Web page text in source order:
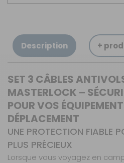
Description +
SET 3 CÂBLES
MASTERLOCK –
POUR VOS
DÉPLACEMENT
UNE PROTECTION FIABLE
PLUS PRÉCIEUX
Lorsque vous voyagez en